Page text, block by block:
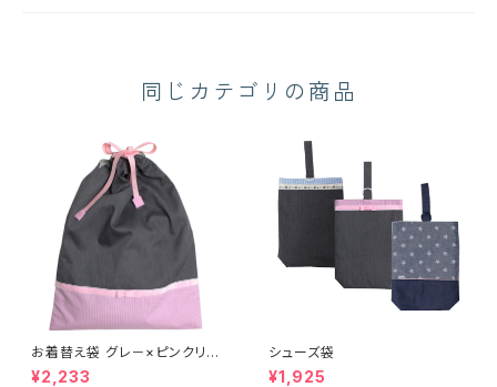
同じカテゴリの商品
お着替え袋 グレ－×ピンクリボ
ン (15402)
¥2,233
シューズ袋
¥1,925